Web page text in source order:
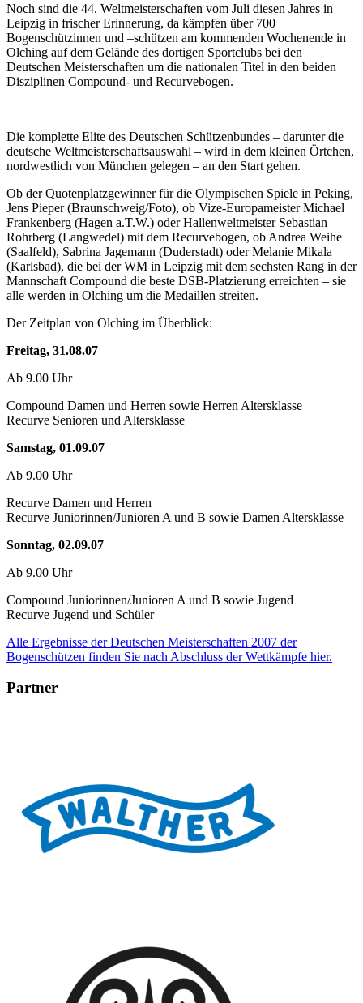
Noch sind die 44. Weltmeisterschaften vom Juli diesen Jahres in
Leipzig in frischer Erinnerung, da kämpfen über 700
Bogenschützinnen und –schützen am kommenden Wochenende in
Olching auf dem Gelände des dortigen Sportclubs bei den
Deutschen Meisterschaften um die nationalen Titel in den beiden
Disziplinen Compound- und Recurvebogen.
Die komplette Elite des Deutschen Schützenbundes – darunter die
deutsche Weltmeisterschaftsauswahl – wird in dem kleinen Örtchen,
nordwestlich von München gelegen – an den Start gehen.
Ob der Quotenplatzgewinner für die Olympischen Spiele in Peking,
Jens Pieper (Braunschweig/Foto), ob Vize-Europameister Michael
Frankenberg (Hagen a.T.W.) oder Hallenweltmeister Sebastian
Rohrberg (Langwedel) mit dem Recurvebogen, ob Andrea Weihe
(Saalfeld), Sabrina Jagemann (Duderstadt) oder Melanie Mikala
(Karlsbad), die bei der WM in Leipzig mit dem sechsten Rang in der
Mannschaft Compound die beste DSB-Platzierung erreichten – sie
alle werden in Olching um die Medaillen streiten.
Der Zeitplan von Olching im Überblick:
Freitag, 31.08.07
Ab 9.00 Uhr
Compound Damen und Herren sowie Herren Altersklasse
Recurve Senioren und Altersklasse
Samstag, 01.09.07
Ab 9.00 Uhr
Recurve Damen und Herren
Recurve Juniorinnen/Junioren A und B sowie Damen Altersklasse
Sonntag, 02.09.07
Ab 9.00 Uhr
Compound Juniorinnen/Junioren A und B sowie Jugend
Recurve Jugend und Schüler
Alle Ergebnisse der Deutschen Meisterschaften 2007 der
Bogenschützen finden Sie nach Abschluss der Wettkämpfe hier.
Partner